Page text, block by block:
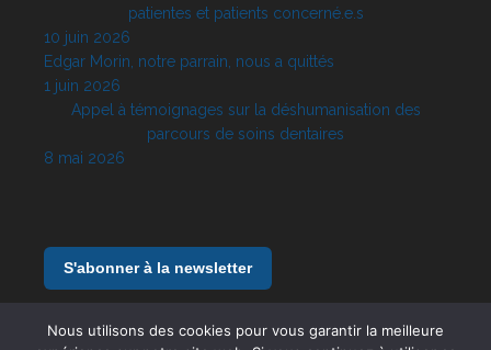
patientes et patients concerné.e.s
10 juin 2026
Edgar Morin, notre parrain, nous a quittés
1 juin 2026
Appel à témoignages sur la déshumanisation des
parcours de soins dentaires
8 mai 2026
S'abonner à la newsletter
Nous utilisons des cookies pour vous garantir la meilleure